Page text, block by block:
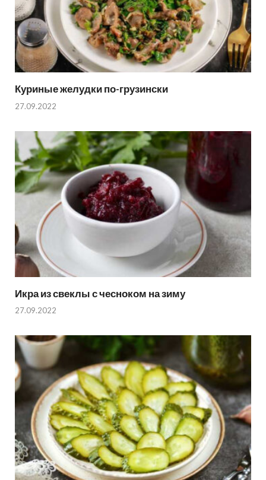
Куриные желудки по-грузински
27.09.2022
Икра из свеклы с чесноком на зиму
27.09.2022